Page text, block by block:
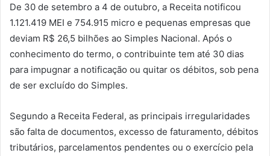
De 30 de setembro a 4 de outubro, a Receita notificou
1.121.419 MEI e 754.915 micro e pequenas empresas que
deviam R$ 26,5 bilhões ao Simples Nacional. Após o
conhecimento do termo, o contribuinte tem até 30 dias
para impugnar a notificação ou quitar os débitos, sob pena
de ser excluído do Simples.
Segundo a Receita Federal, as principais irregularidades
são falta de documentos, excesso de faturamento, débitos
tributários, parcelamentos pendentes ou o exercício pela